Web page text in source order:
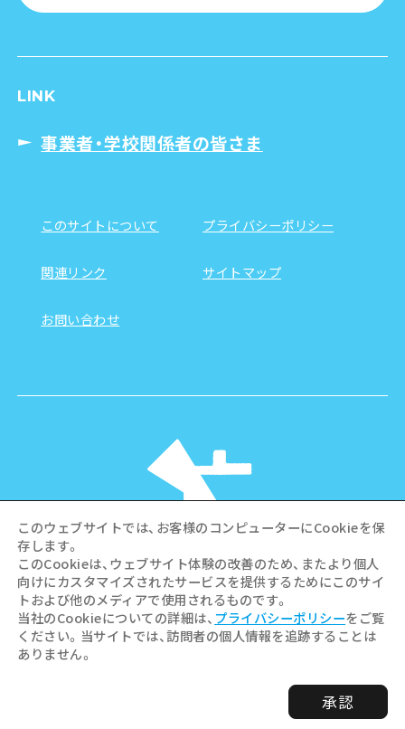
LINK
事業者・学校関係者の皆さま
このサイトについて プライバシーポリシー
関連リンク サイトマップ
お問い合わせ
©Hiroshima Tourism Association /
Hiroshima Prefecture / Hiroshima City .
All rights reserved
このウェブサイトでは、お客様のコンピューターにCookieを保
存します。
このCookieは、ウェブサイト体験の改善のため、またより個人
向けにカスタマイズされたサービスを提供するためにこのサイ
トおよび他のメディアで使用されるものです。
当社のCookieについての詳細は、 プライバシーポリシーをご覧
ください。当サイトでは、訪問者の個人情報を追跡することは
ありません。
承認